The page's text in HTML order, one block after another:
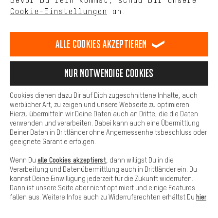
Alle 376 Marken anzeigen
Jetzt anmelden
und 5 € Gutschein* sichern.
Lass Dir unsereInsightsund
Cookie-Einstellungen an.
unseres Shop-Angebots.
Dein Shopping-Erlebnis wird komfortabler. Mit Komfort-Cookies
stellen wir Verknüpfungen zu Social Media Plattformen her. So
können wir dir weitere nützliche Inhalte und Informationen zur
Verfügung stellen. Zudem hast du die Möglichkeit zusätzliche
Services zu nutzen, die es dir erleichtern die richtigen Produkte zu
finden. Beispielsweise bieten wir eine Chat-Funktion an, damit
Fragen schnell und unkompliziert beantwortet werden können.
Basis
Basis-Cookies gewährleisten, dass Du unsere Webseite
grundsätzlich nutzen kannst.
Alle Cookies akzeptieren
Nur Notwendige Cookies
Cookies dienen dazu Dir auf Dich zugeschnittene Inhalte, auch
werblicher Art, zu zeigen und unsere Webseite zu optimieren.
Hierzu übermitteln wir Deine Daten auch an Dritte, die die Daten
verwenden und verarbeiten. Dabei kann auch eine Übermittlung
Deiner Daten in Drittländer ohne Angemessenheitsbeschluss oder
geeignete Garantie erfolgen.
Wenn Du alle Cookies akzeptierst , dann willigst Du in die
Verarbeitung und Datenübermittlung auch in Drittländer ein. Du
kannst Deine Einwilligung jederzeit für die Zukunft widerrufen.
Dann ist unsere Seite aber nicht optimiert und einige Features
fallen aus. Weitere Infos auch zu Widerrufsrechten erhältst Du hier